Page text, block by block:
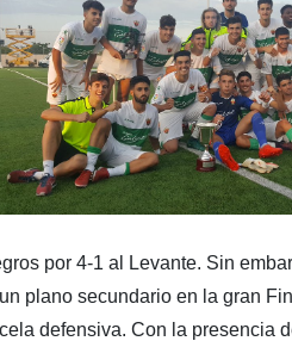
por 4-1 al Levante. Sin
plano secundario en la gran
defensiva. Con la presencia